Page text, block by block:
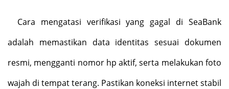
Cara mengatasi verifikasi yang gagal di SeaBank
adalah memastikan data identitas sesuai dokumen
resmi, mengganti nomor hp aktif, serta melakukan foto
wajah di tempat terang. Pastikan koneksi internet stabil